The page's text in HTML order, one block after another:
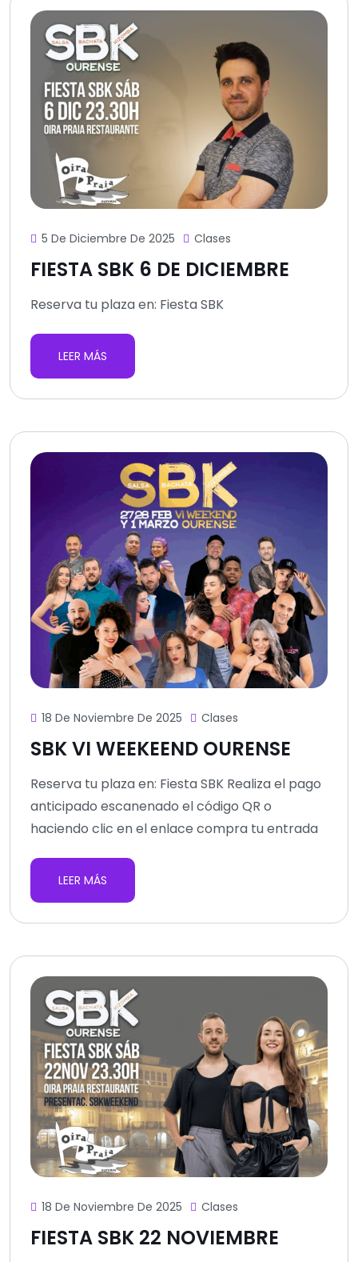
5 De Diciembre De 2025 Clases
FIESTA SBK 6 DE DICIEMBRE
Reserva tu plaza en: Fiesta SBK
LEER MÁS
18 De Noviembre De 2025 Clases
SBK VI WEEKEEND OURENSE
Reserva tu plaza en: Fiesta SBK Realiza el pago
anticipado escanenado el código QR o
haciendo clic en el enlace compra tu entrada
LEER MÁS
18 De Noviembre De 2025 Clases
FIESTA SBK 22 NOVIEMBRE